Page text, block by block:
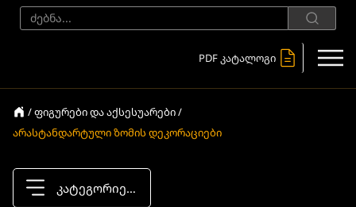
PDF კატალოგი
/ ფიგურები და აქსესუარები /
არასტანდარტული ზომის დეკორაციები
კატეგორიები